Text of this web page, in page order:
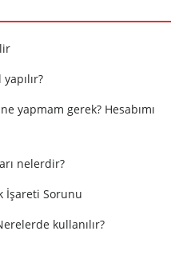
yapmam gerek? Hesabımı
nelerdir?
İşareti Sorunu
kullanılır?